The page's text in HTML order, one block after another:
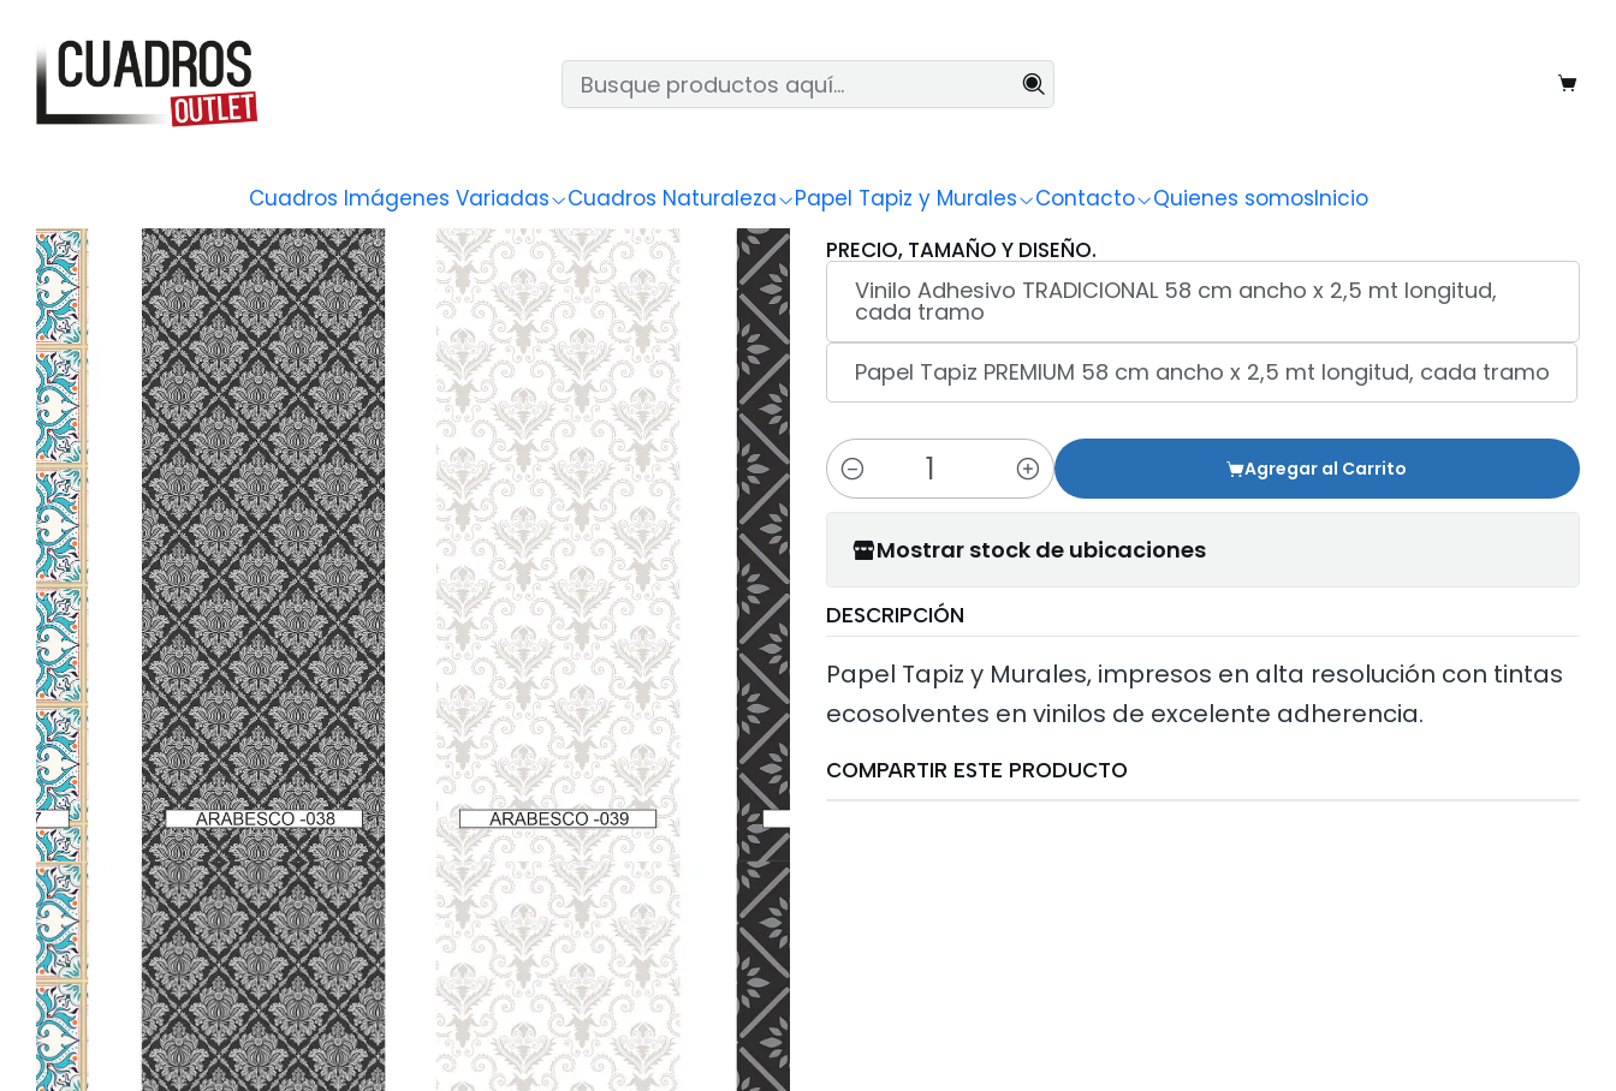
Cuadros Imágenes Variadas Cuadros Naturaleza Papel Tapiz y Murales Contacto Quienes somosInicio
|
PRECIO, TAMAÑO Y DISEÑO.
Vinilo Adhesivo TRADICIONAL 58 cm ancho x 2,5 mt longitud,
cada tramo
Papel Tapiz PREMIUM 58 cm ancho x 2,5 mt longitud, cada tramo
Cantidad
Agregar al Carrito
Mostrar stock de ubicaciones
DESCRIPCIÓN
Papel Tapiz y Murales, impresos en alta resolución con tintas
ecosolventes en vinilos de excelente adherencia.
COMPARTIR ESTE PRODUCTO